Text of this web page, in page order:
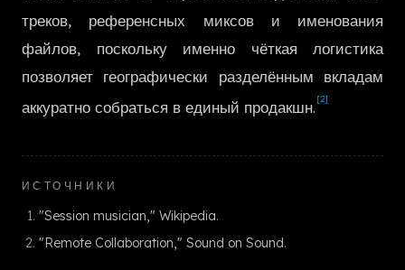
треков, референсных миксов и именования
файлов, поскольку именно чёткая логистика
позволяет географически разделённым вкладам
аккуратно собраться в единый продакшн. [2]
ИСТОЧНИКИ
"Session musician," Wikipedia.
"Remote Collaboration," Sound on Sound.